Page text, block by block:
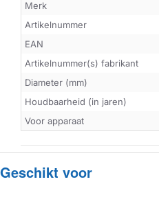
Merk
Artikelnummer
EAN
Artikelnummer(s) fabrikant
Diameter (mm)
Houdbaarheid (in jaren)
Voor apparaat
Geschikt voor